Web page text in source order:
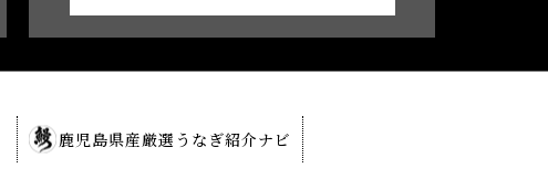
鹿児島県産厳選うなぎ紹介ナビ